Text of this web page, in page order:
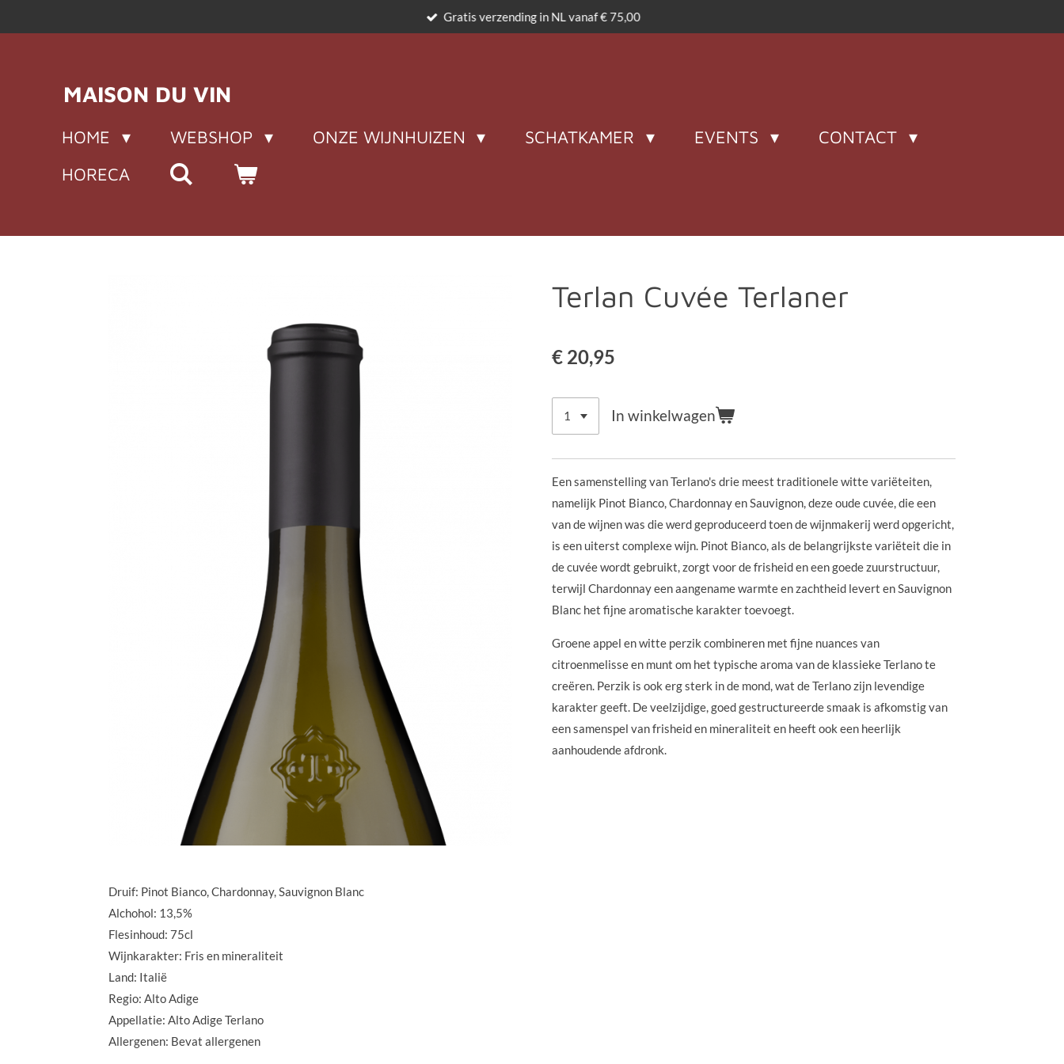
hoofdinhoud
Gratis verzending in NL vanaf € 75,00
MAISON DU VIN
HOME WEBSHOP ONZE WIJNHUIZEN SCHATKAMER EVENTS
CONTACT
HORECA
Terlan Cuvée Terlaner
€ 20,95
In winkelwagen
Een samenstelling van Terlano's drie meest traditionele witte variëteiten,
namelijk Pinot Bianco, Chardonnay en Sauvignon, deze oude cuvée, die een
van de wijnen was die werd geproduceerd toen de wijnmakerij werd opgericht,
is een uiterst complexe wijn. Pinot Bianco, als de belangrijkste variëteit die in
de cuvée wordt gebruikt, zorgt voor de frisheid en een goede zuurstructuur,
terwijl Chardonnay een aangename warmte en zachtheid levert en Sauvignon
Blanc het fijne aromatische karakter toevoegt.
Groene appel en witte perzik combineren met fijne nuances van
citroenmelisse en munt om het typische aroma van de klassieke Terlano te
creëren. Perzik is ook erg sterk in de mond, wat de Terlano zijn levendige
karakter geeft. De veelzijdige, goed gestructureerde smaak is afkomstig van
een samenspel van frisheid en mineraliteit en heeft ook een heerlijk
aanhoudende afdronk.
Druif: Pinot Bianco, Chardonnay, Sauvignon Blanc
Alchohol: 13,5%
Flesinhoud: 75cl
Wijnkarakter: Fris en mineraliteit
Land: Italië
Regio: Alto Adige
Appellatie: Alto Adige Terlano
Allergenen: Bevat allergenen